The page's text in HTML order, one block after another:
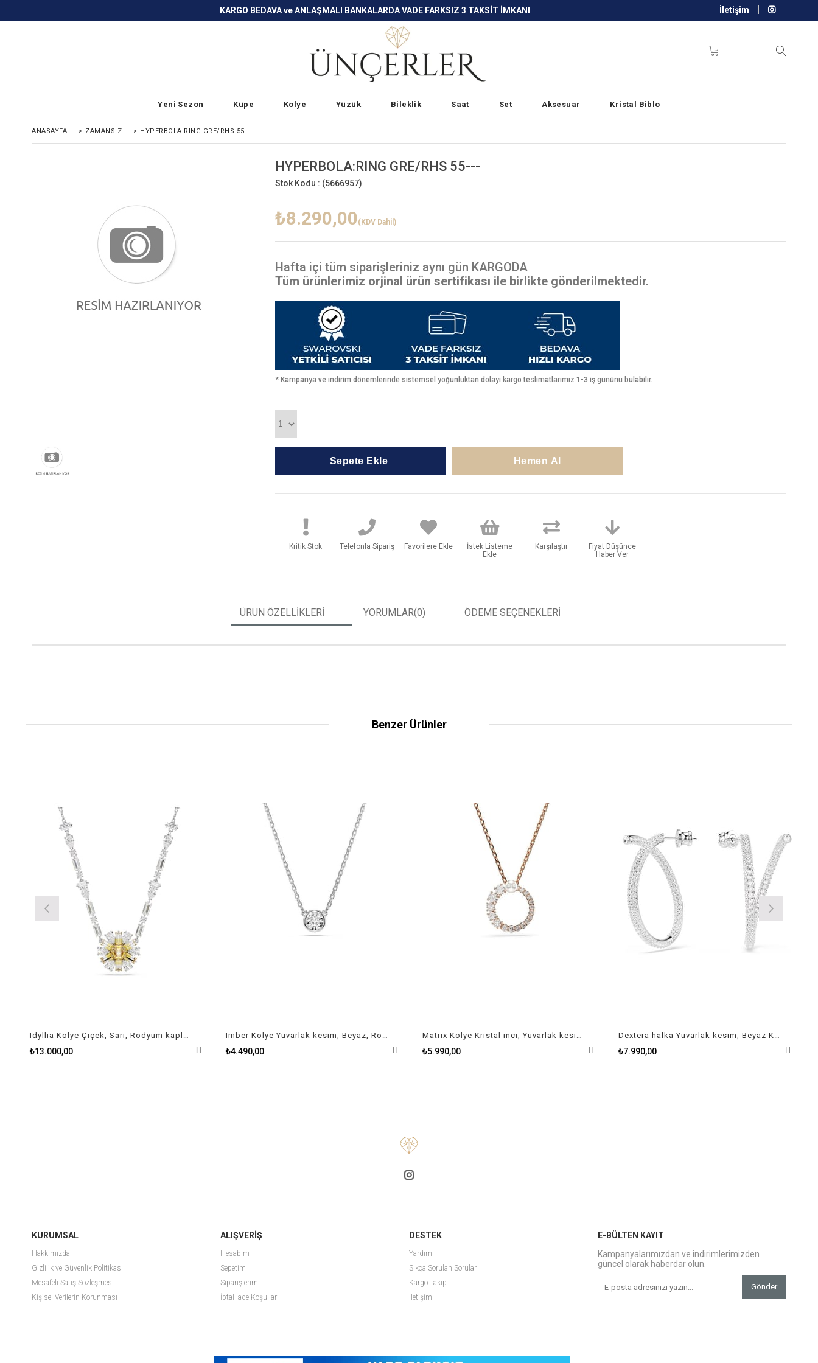
KARGO BEDAVA ve ANLAŞMALI BANKALARDA VADE FARKSIZ 3 TAKSİT İMKANI İletişim
Yeni Sezon Küpe Kolye Yüzük Bileklik Saat Set Aksesuar Kristal Biblo
ANASAYFA > ZAMANSIZ > HYPERBOLA:RING GRE/RHS 55---
HYPERBOLA:RING GRE/RHS 55---
Stok Kodu : (5666957)
₺8.290,00 (KDV Dahil)
Hafta içi tüm siparişleriniz aynı gün KARGODA
Tüm ürünlerimiz orjinal ürün sertifikası ile birlikte gönderilmektedir.
* Kampanya ve indirim dönemlerinde sistemsel yoğunluktan dolayı kargo teslimatlarımız 1-3 iş gününü bulabilir.
Kritik Stok Telefonla Sipariş Favorilere Ekle
İstek Listeme
Ekle
Karşılaştır
Fiyat Düşünce
Haber Ver
ÜRÜN ÖZELLIKLERI YORUMLAR(0) ÖDEME SEÇENEKLERI
Benzer Ürünler
Idyllia Kolye Çiçek, Sarı, Rodyum kaplama
₺13.000,00
Imber Kolye Yuvarlak kesim, Beyaz, Rodyum kaplama
₺4.490,00
Matrix Kolye Kristal inci, Yuvarlak kesim, Beyaz, Pembe altın rengi kaplama
₺5.990,00
Dextera halka Yuvarlak kesim, Beyaz Küpe
₺7.990,00
KURUMSAL
Hakkımızda
Gizlilik ve Güvenlik Politikası
Mesafeli Satış Sözleşmesi
Kişisel Verilerin Korunması
ALIŞVERİŞ
Hesabım
Sepetim
Siparişlerim
İptal İade Koşulları
DESTEK
Yardım
Sıkça Sorulan Sorular
Kargo Takip
İletişim
E-BÜLTEN KAYIT
Kampanyalarımızdan ve indirimlerimizden
güncel olarak haberdar olun.
Gönder